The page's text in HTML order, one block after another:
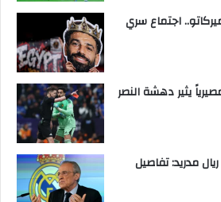
اجتماع سري
يثير دهشة النصر
مدريد: تفاصيل